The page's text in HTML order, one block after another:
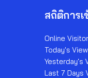
สถิติการเ
Online
Today's
Yesterday's
Last 7 Days